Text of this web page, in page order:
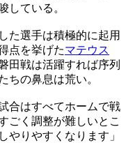
している。
た選手は積極的に起用
点を挙げたマテウス
田戦は活躍すれば序列
ちの鼻息は荒い。
合はすべてホームで戦
ごく調整が難しいとこ
やりやすくなります」